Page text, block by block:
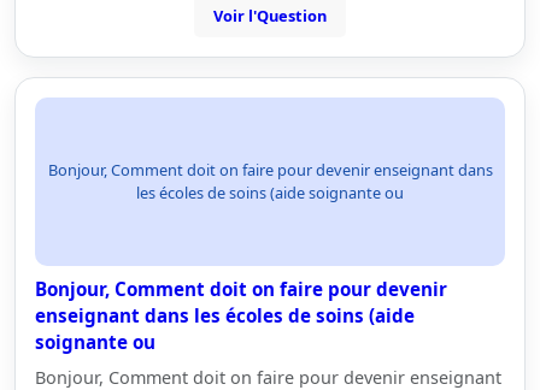
Voir l'Question
Bonjour, Comment doit on faire pour devenir enseignant dans
les écoles de soins (aide soignante ou
Bonjour, Comment doit on faire pour devenir
enseignant dans les écoles de soins (aide
soignante ou
Bonjour, Comment doit on faire pour devenir enseignant